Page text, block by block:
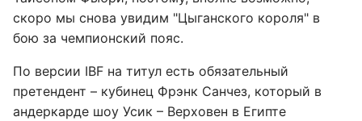
скоро мы снова увидим "Цыганского короля" в
бою за чемпионский пояс.
По версии IBF на титул есть обязательный
претендент – кубинец Фрэнк Санчез, который в
андеркарде шоу Усик – Верховен в Египте